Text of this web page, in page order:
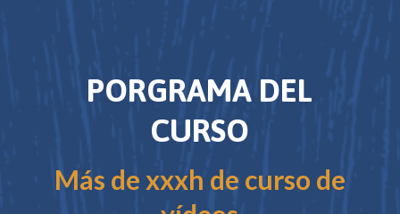
PORGRAMA DEL
CURSO
Más de xxxh de curso de